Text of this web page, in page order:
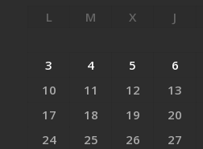
L M X J
3
4 5 6
10
11 12 13
17
18 19 20
24
25 26 27